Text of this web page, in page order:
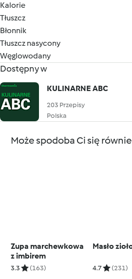
Kalorie
Tłuszcz
Błonnik
Tłuszcz nasycony
Węglowodany
Dostępny w
KULINARNE ABC
203 Przepisy
Polska
Może spodoba Ci się
Zupa marchewkowa
z imbirem
3.3 (163)
Masło
4.7 (231)